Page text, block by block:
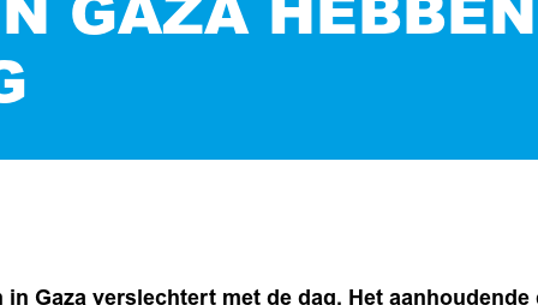
Gaza verslechtert met de dag. Het